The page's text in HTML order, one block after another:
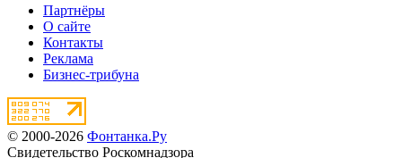
Партнёры
О сайте
Контакты
Реклама
Бизнес-трибуна
© 2000-2026 Фонтанка.Ру
Свидетельство Роскомнадзора